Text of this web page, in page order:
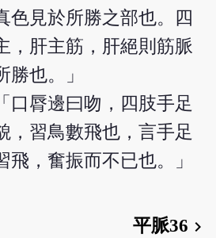
色見於所勝之部也。四
，肝主筋，肝絕則筋脈
勝也。」
口脣邊曰吻，四肢手足
，習鳥數飛也，言手足
飛，奮振而不已也。」
平脈36 chevron_right